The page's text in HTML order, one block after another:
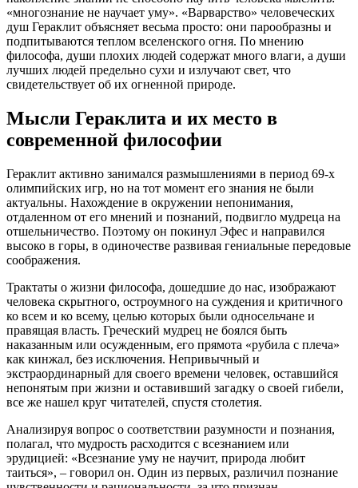
«многознание не научает уму». «Варварство» человеческих
душ Гераклит объясняет весьма просто: они парообразны и
подпитываются теплом вселенского огня. По мнению
философа, души плохих людей содержат много влаги, а души
лучших людей предельно сухи и излучают свет, что
свидетельствует об их огненной природе.
Мысли Гераклита и их место в
современной философии
Гераклит активно занимался размышлениями в период 69-х
олимпийских игр, но на тот момент его знания не были
актуальны. Нахождение в окружении непонимания,
отдаленном от его мнений и познаний, подвигло мудреца на
отшельничество. Поэтому он покинул Эфес и направился
высоко в горы, в одиночестве развивая гениальные передовые
соображения.
Трактаты о жизни философа, дошедшие до нас, изображают
человека скрытного, остроумного на суждения и критичного
ко всем и ко всему, целью которых были односельчане и
правящая власть. Греческий мудрец не боялся быть
наказанным или осужденным, его прямота «рубила с плеча»
как кинжал, без исключения. Непривычный и
экстраординарный для своего времени человек, оставшийся
непонятым при жизни и оставивший загадку о своей гибели,
все же нашел круг читателей, спустя столетия.
Анализируя вопрос о соответствии разумности и познания,
полагал, что мудрость расходится с всезнанием или
эрудицией: «Всезнание уму не научит, природа любит
таиться», – говорил он. Один из первых, различил познание